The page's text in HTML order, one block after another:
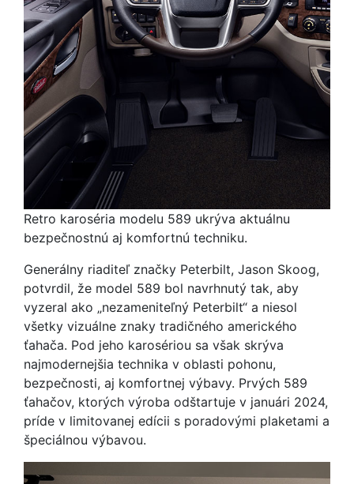
Retro karoséria modelu 589 ukrýva aktuálnu
bezpečnostnú aj komfortnú techniku.
Generálny riaditeľ značky Peterbilt, Jason Skoog,
potvrdil, že model 589 bol navrhnutý tak, aby
vyzeral ako „nezameniteľný Peterbilt“ a niesol
všetky vizuálne znaky tradičného amerického
ťahača. Pod jeho karosériou sa však skrýva
najmodernejšia technika v oblasti pohonu,
bezpečnosti, aj komfortnej výbavy. Prvých 589
ťahačov, ktorých výroba odštartuje v januári 2024,
príde v limitovanej edícii s poradovými plaketami a
špeciálnou výbavou.